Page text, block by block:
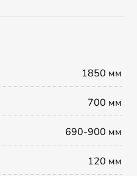
1850 мм
700 мм
690-900 мм
120 мм